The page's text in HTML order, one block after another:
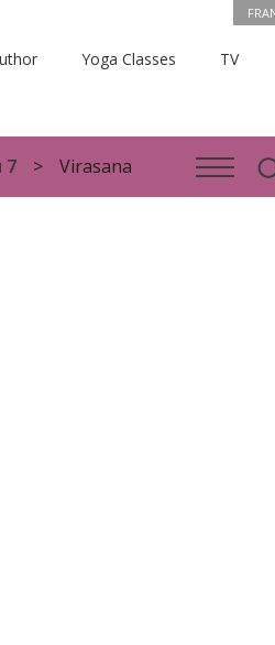
Yoga Classes TV
7 Virasana